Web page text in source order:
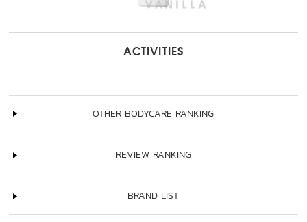
ACTIVITIES
OTHER BODYCARE RANKING
REVIEW RANKING
BRAND LIST